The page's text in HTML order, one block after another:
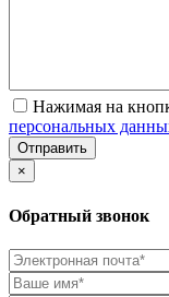
Нажимая на
персональных
Отправить
×
Обратный звонок